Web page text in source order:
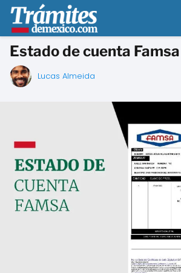
Estado de cuenta Famsa
Lucas Almeida